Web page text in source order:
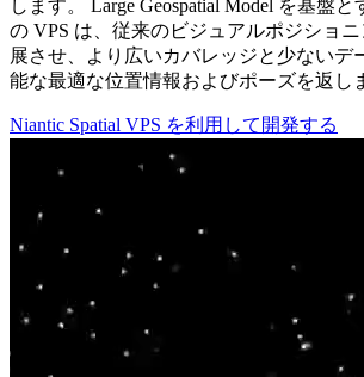
します。 Large Geospatial Model を基盤と
の VPS は、従来のビジュアルポジショ
展させ、より広いカバレッジと少ないデ
能な最適な位置情報およびポーズを返し
Niantic Spatial VPS を利用して開発する